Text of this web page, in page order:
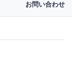
お問い合わせ